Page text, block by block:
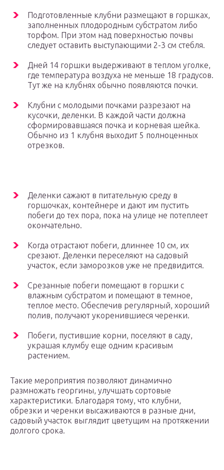
Подготовленные клубни размещают в горшках,
заполненных плодородным субстратом либо
торфом. При этом над поверхностью почвы
следует оставить выступающими 2-3 см стебля.
Дней 14 горшки выдерживают в теплом уголке,
где температура воздуха не меньше 18 градусов.
Тут же на клубнях обычно появляются почки.
Клубни с молодыми почками разрезают на
кусочки, деленки. В каждой части должна
сформировавшаяся почка и корневая шейка.
Обычно из 1 клубня выходит 5 полноценных
отрезков.
Деленки сажают в питательную среду в
горшочках, контейнере и дают им пустить
побеги до тех пора, пока на улице не потеплеет
окончательно.
Когда отрастают побеги, длиннее 10 см, их
срезают. Деленки переселяют на садовый
участок, если заморозков уже не предвидится.
Срезанные побеги помещают в горшки с
влажным субстратом и помещают в темное,
теплое место. Обеспечив регулярный, хороший
полив, получают укоренившиеся черенки.
Побеги, пустившие корни, поселяют в саду,
украшая клумбу еще одним красивым
растением.
Такие мероприятия позволяют динамично
размножать георгины, улучшать сортовые
характеристики. Благодаря тому, что клубни,
обрезки и черенки высаживаются в разные дни,
садовый участок выглядит цветущим на протяжении
долгого срока.